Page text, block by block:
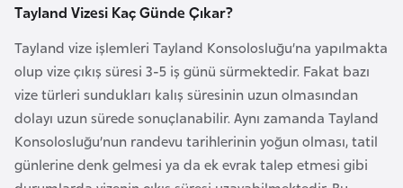
Tayland Vizesi Kaç Günde Çıkar?
Tayland vize işlemleri Tayland Konsolosluğu’na yapılmakta
olup vize çıkış süresi 3-5 iş günü sürmektedir. Fakat bazı
vize türleri sundukları kalış süresinin uzun olmasından
dolayı uzun sürede sonuçlanabilir. Aynı zamanda Tayland
Konsolosluğu’nun randevu tarihlerinin yoğun olması, tatil
günlerine denk gelmesi ya da ek evrak talep etmesi gibi
a
n
i
m
a
r